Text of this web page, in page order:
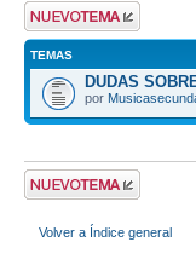
Publicar un nuevo
tema
TEMAS
DUDAS
por
Publicar un nuevo
tema
Volver a Índice general